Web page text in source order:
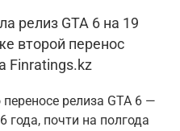
релиз GTA 6 на 19
второй перенос
Finratings.kz
релиза GTA 6 —
года, почти на полгода